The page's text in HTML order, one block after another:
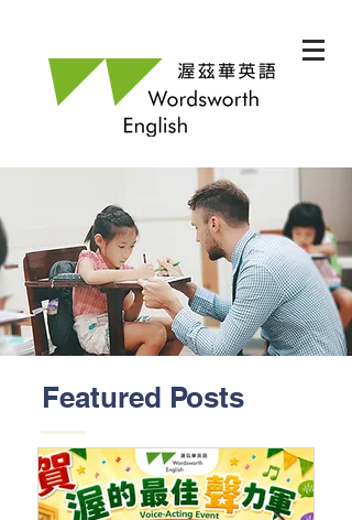
Featured Posts